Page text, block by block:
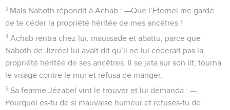
3 Mais Naboth répondit à Achab : —Que l’Eternel me garde
de te céder la propriété héritée de mes ancêtres !
4 Achab rentra chez lui, maussade et abattu, parce que
Naboth de Jizréel lui avait dit qu’il ne lui céderait pas la
propriété héritée de ses ancêtres. Il se jeta sur son lit, tourna
le visage contre le mur et refusa de manger.
5 Sa femme Jézabel vint le trouver et lui demanda : —
Pourquoi es-tu de si mauvaise humeur et refuses-tu de